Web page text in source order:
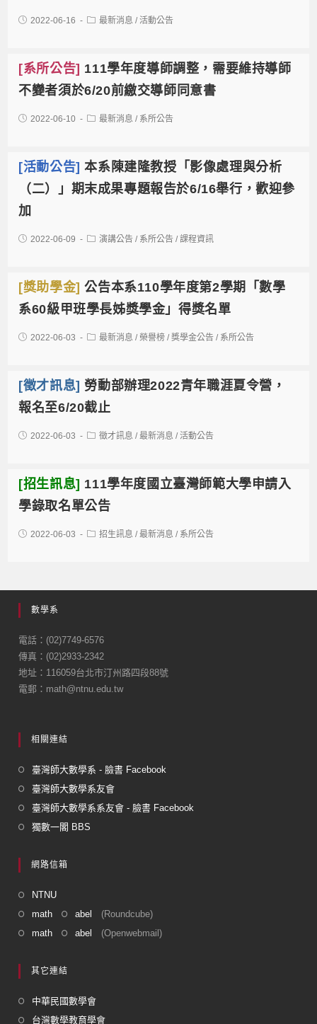
2022-06-16 最新消息 / 活動公告
[系所公告] 111學年度導師調整，需要維持導師
不變者須於6/20前繳交導師同意書
2022-06-10 最新消息 / 系所公告
[活動公告]本系陳建隆教授「影像處理與分析
（二）」期末成果專題報告於6/16舉行，歡迎參
加
2022-06-09 演講公告 / 系所公告 / 課程資訊
[獎助學金]公告本系110學年度第2學期「數學
系60級甲班學長姊獎學金」得獎名單
2022-06-03 最新消息 / 榮譽榜 / 獎學金公告 / 系所公告
[徵才訊息]勞動部辦理2022青年職涯夏令營，
報名至6/20截止
2022-06-03 徵才訊息 / 最新消息 / 活動公告
[招生訊息] 111學年度國立臺灣師範大學申請入
學錄取名單公告
2022-06-03 招生訊息 / 最新消息 / 系所公告
數學系
電話：(02)7749-6576
傳真：(02)2933-2342
地址：116059台北市汀州路四段88號
電郵：math@ntnu.edu.tw
相關連結
臺灣師大數學系 - 臉書 Facebook
臺灣師大數學系友會
臺灣師大數學系系友會 - 臉書 Facebook
獨數一閣 BBS
網路信箱
NTNU
math
abel
(Roundcube)
math
abel (Openwebmail)
其它連結
中華民國數學會
台灣數學教育學會